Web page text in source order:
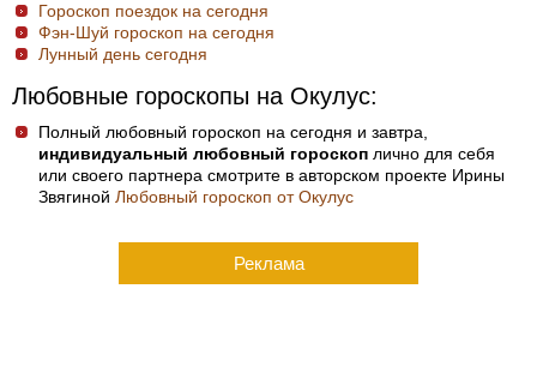
Гороскоп поездок на сегодня
Фэн-Шуй гороскоп на сегодня
Лунный день сегодня
Любовные гороскопы на Окулус:
Полный любовный гороскоп на сегодня и завтра,
индивидуальный любовный гороскоп лично для себя
или своего партнера смотрите в авторском проекте Ирины
Звягиной Любовный гороскоп от Окулус
Реклама